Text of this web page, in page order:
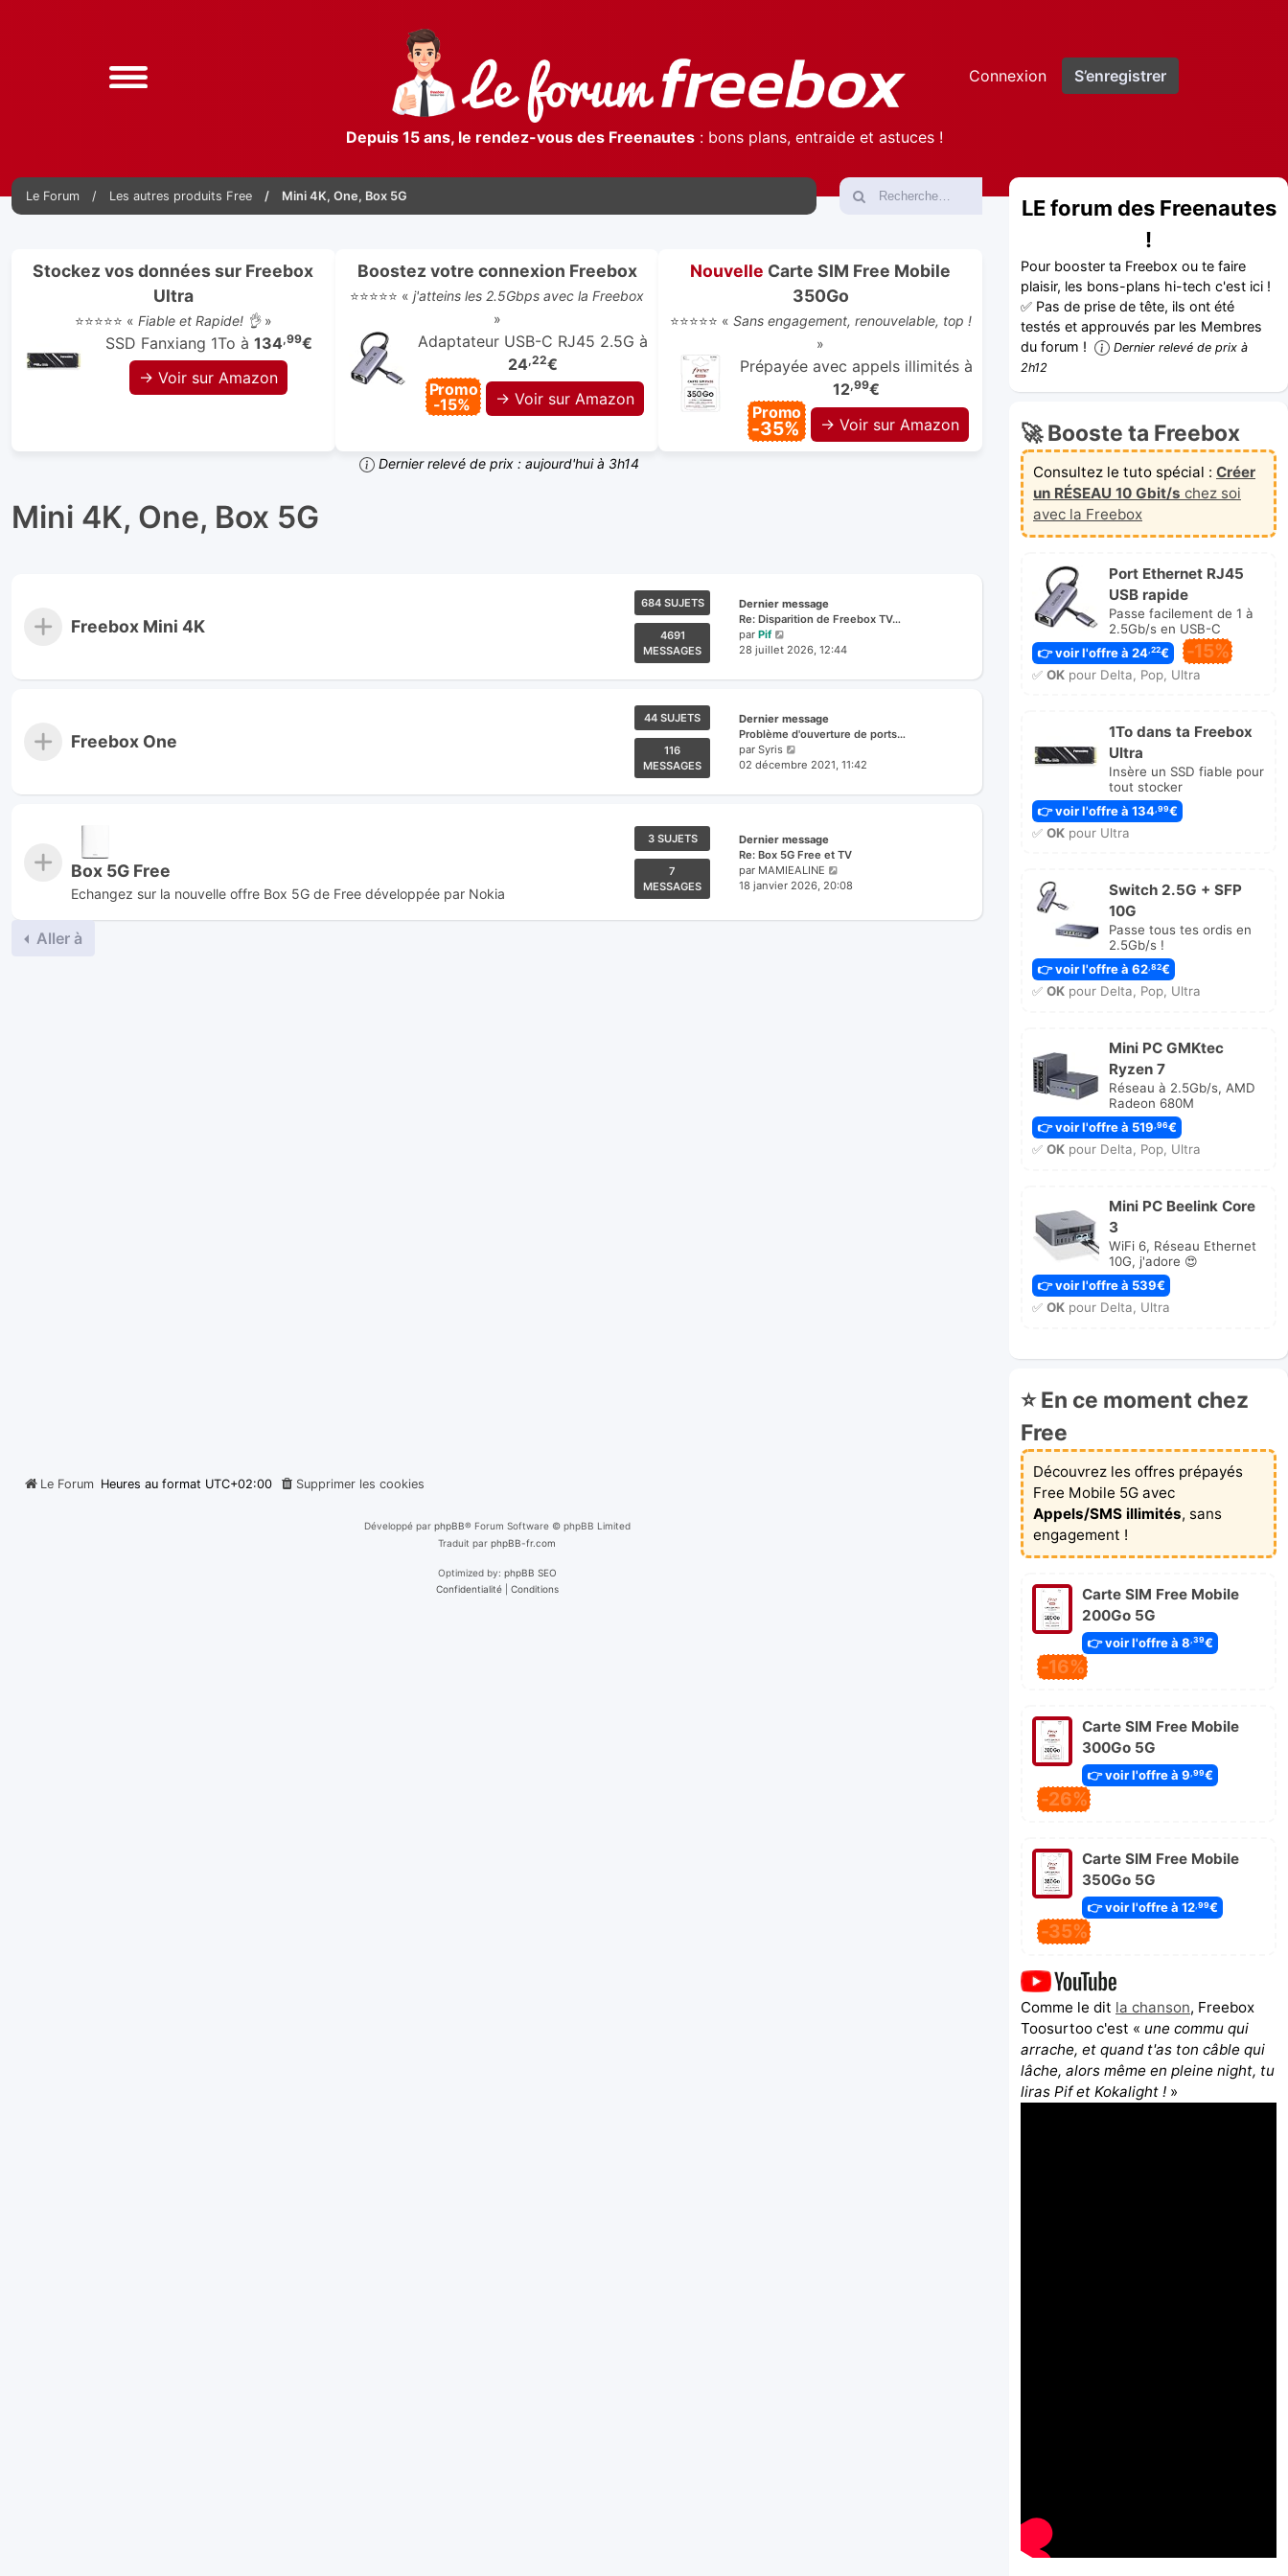
Connexion S’enregistrer
Depuis 15 ans, le rendez-vous des Freenautes: bons plans, entraide et astuces !
Le Forum Les autres produits Free Mini 4K, One, Box 5G
Stockez vos données sur Freebox
Ultra
⭐⭐⭐⭐⭐ « Fiable et Rapide! 👌»
SSD Fanxiang 1To à 134,99€
→ Voir sur Amazon
Boostez votre connexion Freebox
⭐⭐⭐⭐⭐ « j'atteins les 2.5Gbps avec la Freebox
»
Adaptateur USB-C RJ45 2.5G à
24,22€
Promo
-15%
→ Voir sur Amazon
Nouvelle Carte SIM Free Mobile
350Go
⭐⭐⭐⭐⭐ « Sans engagement, renouvelable, top !
»
Prépayée avec appels illimités à
12,99€
Promo
-35% → Voir sur Amazon
Dernier relevé de prix : aujourd'hui à 3h14
Mini 4K, One, Box 5G
Freebox Mini 4K
684 SUJETS
4691
MESSAGES
Dernier message
Re: Disparition de Freebox TV…
par Pif
le
message
28 juillet 2026, 12:44
Freebox One
44 SUJETS
116
MESSAGES
Dernier message
Problème d'ouverture de ports…
par Syris
le
message
02 décembre 2021, 11:42
Box 5G Free
Echangez sur la nouvelle offre Box 5G de Free développée par Nokia
3 SUJETS
7
MESSAGES
Dernier message
Re: Box 5G Free et TV
par MAMIEALINE
le
18 janvier 2026, 20:08
Aller à
Le Forum Heures au format UTC+02:00 Supprimer les cookies
Développé par phpBB® Forum Software © phpBB Limited
Traduit par phpBB-fr.com
Optimized by: phpBB SEO
Confidentialité| Conditions
LE forum des Freenautes
!
Pour booster ta Freebox ou te faire
plaisir, les bons-plans hi-tech c'est ici !
✅ Pas de prise de tête, ils ont été
testés et approuvés par les Membres
du forum !
Dernier relevé de prix à
2h12
🚀 Booste ta Freebox
Consultez le tuto spécial : Créer
un RÉSEAU 10 Gbit/s chez soi
avec la Freebox
Port Ethernet RJ45
USB rapide
Passe facilement de 1 à
2.5Gb/s en USB-C
👉 voir l'offre à 24,22€ -15%
✅ OKpour Delta, Pop, Ultra
1To dans ta Freebox
Ultra
Insère un SSD fiable pour
tout stocker
👉 voir l'offre à 134 ,99€
✅ OKpour Ultra
Switch 2.5G + SFP
10G
Passe tous tes ordis en
2.5Gb/s !
👉 voir l'offre à 62,82€
✅ OKpour Delta, Pop, Ultra
Mini PC GMKtec
Ryzen 7
Réseau à 2.5Gb/s, AMD
Radeon 680M
👉 voir l'offre à 519,96€
✅ OKpour Delta, Pop, Ultra
Mini PC Beelink Core
3
WiFi 6, Réseau Ethernet
10G, j'adore 😍
👉 voir l'offre à 539€
✅ OKpour Delta, Ultra
⭐ En ce moment chez
Free
Découvrez les offres prépayés
Free Mobile 5G avec
Appels/SMS illimités, sans
engagement !
Carte SIM Free Mobile
200Go 5G
👉 voir l'offre à 8,39€
-16%
Carte SIM Free Mobile
300Go 5G
👉 voir l'offre à 9 ,99€
-26%
Carte SIM Free Mobile
350Go 5G
👉 voir l'offre à 12,99€
-35%
Comme le dit la chanson, Freebox
Toosurtoo c'est « une commu qui
arrache, et quand t'as ton câble qui
lâche, alors même en pleine night, tu
liras Pif et Kokalight ! »